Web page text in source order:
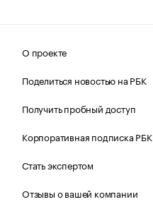
О проекте
Поделиться новостью на РБК
Получить пробный доступ
Корпоративная подписка РБК
Стать экспертом
Отзывы о вашей компании